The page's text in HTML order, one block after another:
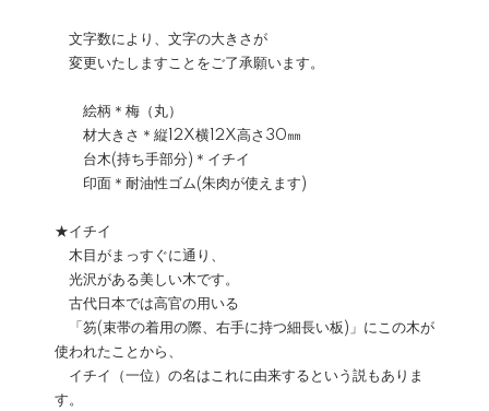
文字数により、文字の大きさが
変更いたしますことをご了承願います。
絵柄＊梅（丸）
材大きさ＊縦12X横12X高さ30㎜
台木(持ち手部分)＊イチイ
印面＊耐油性ゴム(朱肉が使えます)
★イチイ
木目がまっすぐに通り、
光沢がある美しい木です。
古代日本では高官の用いる
「笏(束帯の着用の際、右手に持つ細長い板)」にこの木が
使われたことから、
イチイ（一位）の名はこれに由来するという説もありま
す。